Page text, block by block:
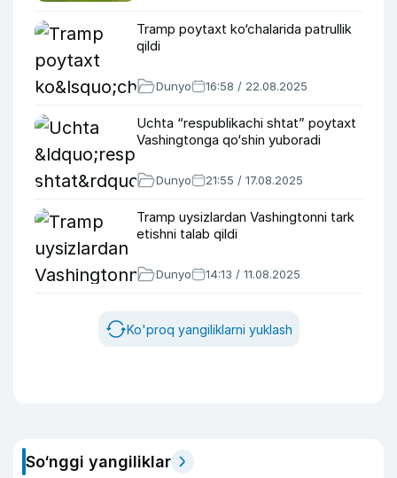
Tramp poytaxt ko‘chalarida patrullik
qildi
Dunyo 16:58 / 22.08.2025
Uchta “respublikachi shtat” poytaxt
Vashingtonga qo‘shin yuboradi
Dunyo 21:55 / 17.08.2025
Tramp uysizlardan Vashingtonni tark
etishni talab qildi
Dunyo 14:13 / 11.08.2025
Ko'proq yangiliklarni yuklash
So‘nggi yangiliklar